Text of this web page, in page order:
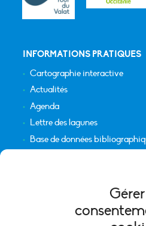
INFORMATIONS PRATIQUES
Cartographie interactive
Actualités
Agenda
Lettre des lagunes
Base de données
Mentions légales